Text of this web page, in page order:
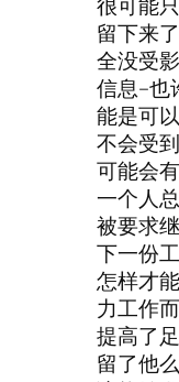
很可能
留下来
全没受
信息–也
能是可
不会受
可能会
一个人
被要求
下一份
怎样才
力工作
提高了
留了他